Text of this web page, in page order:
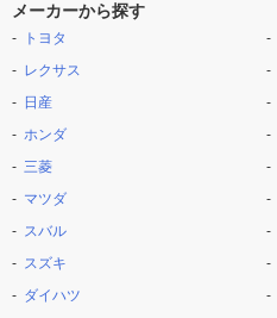
メーカーから探す
トヨタ
レクサス
日産
ホンダ
三菱
マツダ
スバル
スズキ
ダイハツ